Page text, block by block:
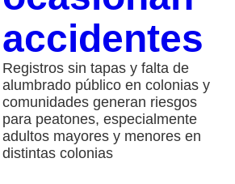
accidentes
Registros sin tapas y falta de
alumbrado público en colonias y
comunidades generan riesgos
para peatones, especialmente
adultos mayores y menores en
distintas colonias